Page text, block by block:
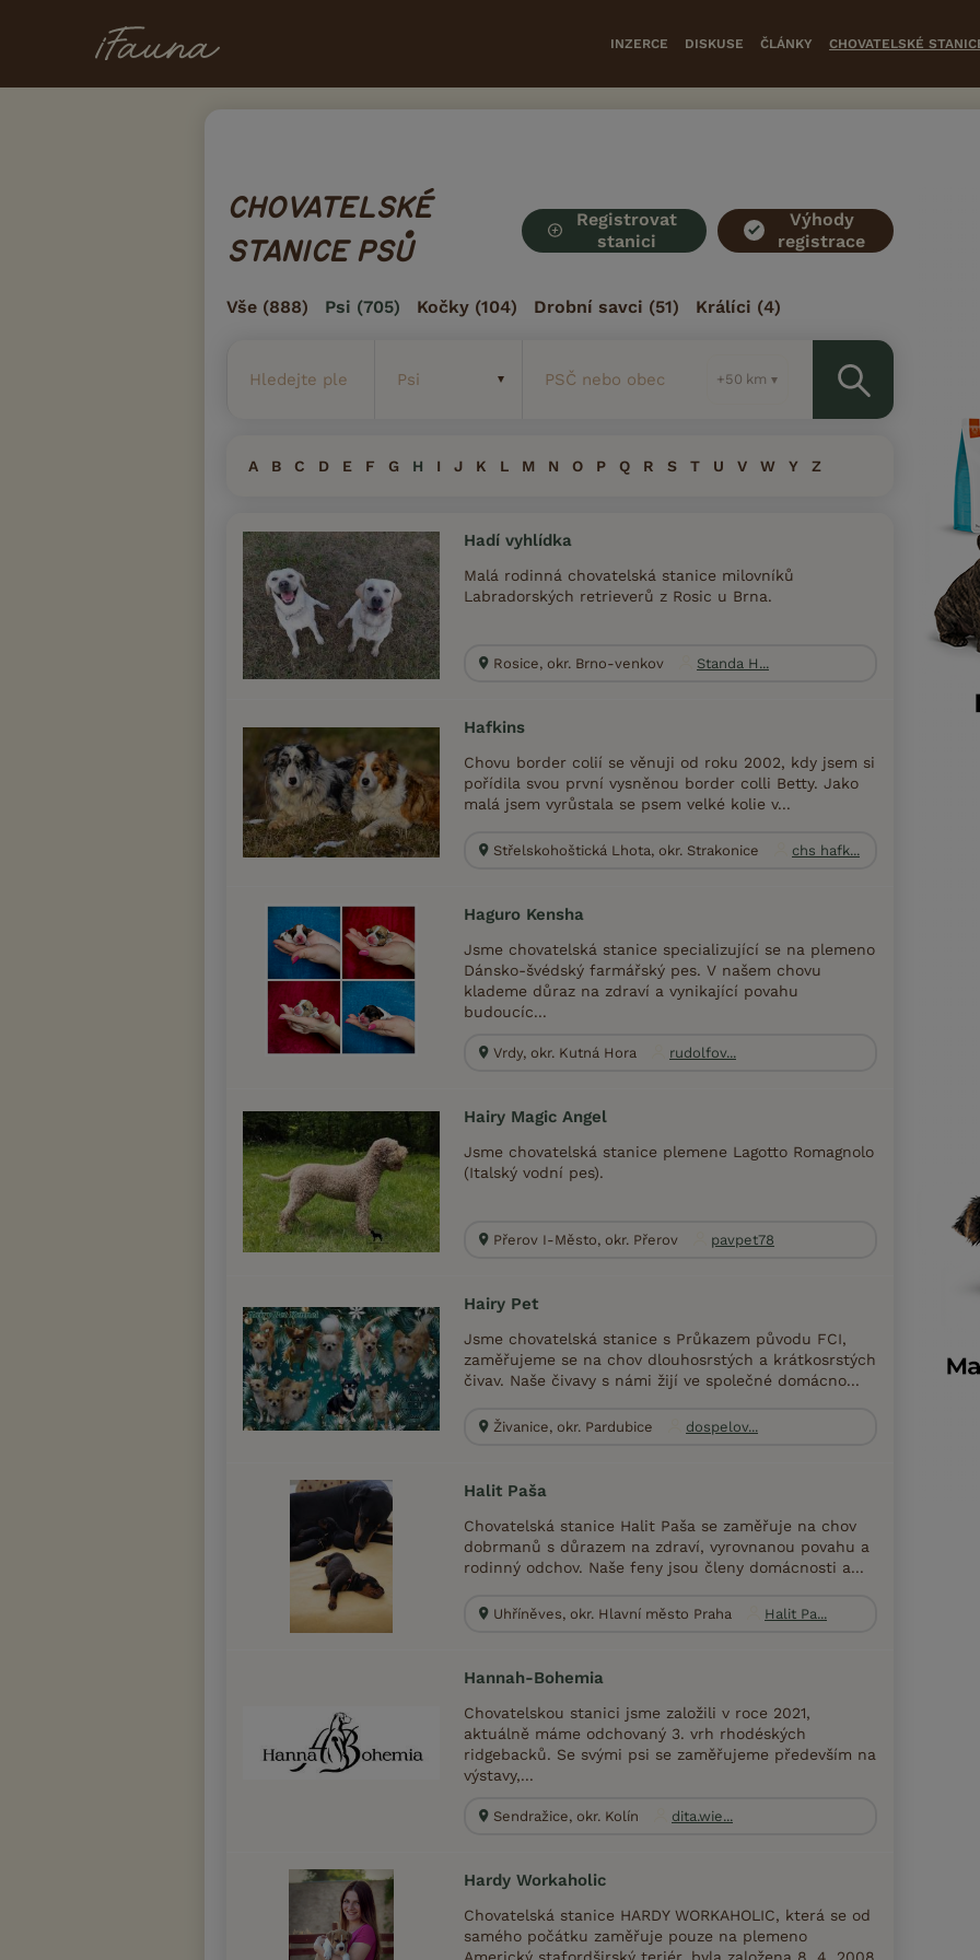
INZERCE DISKUSE ČLÁNKY CHOVATELSKÉ
CHOVATELSKÉ
STANICE PSŮ
Registrovat
stanici
Výhody
registrace
Vše (888) Psi (705) Kočky (104) Drobní savci (51) Králíci (4)
PSČ nebo obec km
A B C D E F G H I J K L M N O P Q R S T U V W Y Z
Hadí vyhlídka
Malá rodinná chovatelská stanice milovníků
Labradorských retrieverů z Rosic u Brna.
Rosice, okr. Brno-venkov Standa H...
Hafkins
Chovu border colií se věnuji od roku 2002, kdy jsem si
pořídila svou první vysněnou border colli Betty. Jako
malá jsem vyrůstala se psem velké kolie v...
Střelskohoštická Lhota, okr. Strakonice chs hafk...
Haguro Kensha
Jsme chovatelská stanice specializující se na plemeno
Dánsko-švédský farmářský pes. V našem chovu
klademe důraz na zdraví a vynikající povahu
budoucíc...
Vrdy, okr. Kutná Hora rudolfov...
Hairy Magic Angel
Jsme chovatelská stanice plemene Lagotto Romagnolo
(Italský vodní pes).
Přerov I-Město, okr. Přerov pavpet78
Hairy Pet
Jsme chovatelská stanice s Průkazem původu FCI,
zaměřujeme se na chov dlouhosrstých a krátkosrstých
čivav. Naše čivavy s námi žijí ve společné domácno...
Živanice, okr. Pardubice dospelov...
Halit Paša
Chovatelská stanice Halit Paša se zaměřuje na chov
dobrmanů s důrazem na zdraví, vyrovnanou povahu a
rodinný odchov. Naše feny jsou členy domácnosti a...
Uhříněves, okr. Hlavní město Praha Halit Pa...
Hannah-Bohemia
Chovatelskou stanici jsme založili v roce 2021,
aktuálně máme odchovaný 3. vrh rhodéských
ridgebacků. Se svými psi se zaměřujeme především na
výstavy,...
Sendražice, okr. Kolín dita.wie...
Hardy Workaholic
Chovatelská stanice HARDY WORKAHOLIC, která se od
samého počátku zaměřuje pouze na plemeno
Americký stafordširský teriér, byla založena 8. 4. 2008